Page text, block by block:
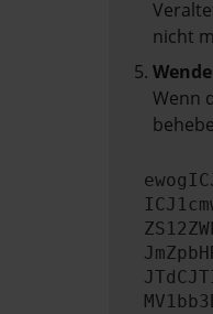
nicht
Wenn